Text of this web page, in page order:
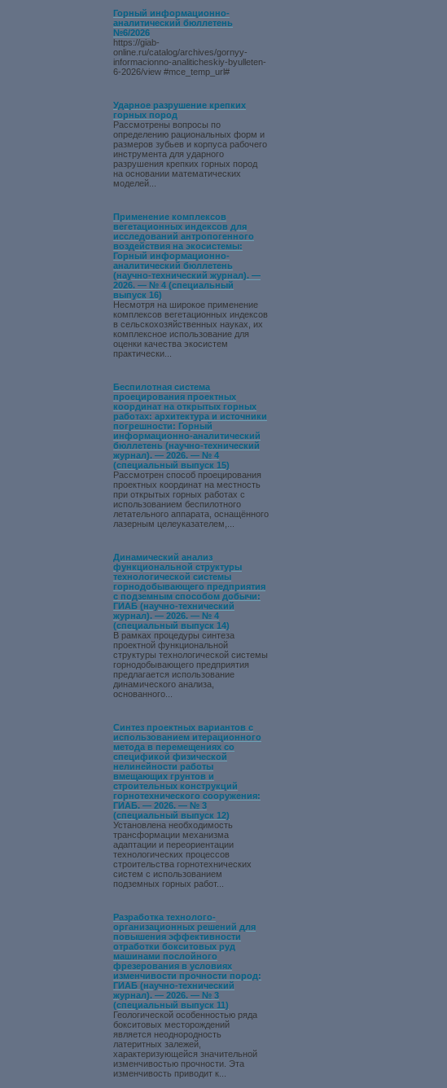
Горный информационно-
аналитический бюллетень
№6/2026
https://giab-
online.ru/catalog/archives/gornyy-
informacionno-analiticheskiy-byulleten-
6-2026/view #mce_temp_url#
Ударное разрушение крепких
горных пород
Рассмотрены вопросы по
определению рациональных форм и
размеров зубьев и корпуса рабочего
инструмента для ударного
разрушения крепких горных пород
на основании математических
моделей...
Применение комплексов
вегетационных индексов для
исследований антропогенного
воздействия на экосистемы:
Горный информационно-
аналитический бюллетень
(научно-технический журнал). —
2026. — № 4 (специальный
выпуск 16)
Несмотря на широкое применение
комплексов вегетационных индексов
в сельскохозяйственных науках, их
комплексное использование для
оценки качества экосистем
практически...
Беспилотная система
проецирования проектных
координат на открытых горных
работах: архитектура и источники
погрешности: Горный
информационно-аналитический
бюллетень (научно-технический
журнал). — 2026. — № 4
(специальный выпуск 15)
Рассмотрен способ проецирования
проектных координат на местность
при открытых горных работах с
использованием беспилотного
летательного аппарата, оснащённого
лазерным целеуказателем,...
Динамический анализ
функциональной структуры
технологической системы
горнодобывающего предприятия
с подземным способом добычи:
ГИАБ (научно-технический
журнал). — 2026. — № 4
(специальный выпуск 14)
В рамках процедуры синтеза
проектной функциональной
структуры технологической системы
горнодобывающего предприятия
предлагается использование
динамического анализа,
основанного...
Синтез проектных вариантов с
использованием итерационного
метода в перемещениях со
спецификой физической
нелинейности работы
вмещающих грунтов и
строительных конструкций
горнотехнического сооружения:
ГИАБ. — 2026. — № 3
(специальный выпуск 12)
Установлена необходимость
трансформации механизма
адаптации и переориентации
технологических процессов
строительства горнотехнических
систем с использованием
подземных горных работ...
Разработка технолого-
организационных решений для
повышения эффективности
отработки бокситовых руд
машинами послойного
фрезерования в условиях
изменчивости прочности пород:
ГИАБ (научно-технический
журнал). — 2026. — № 3
(специальный выпуск 11)
Геологической особенностью ряда
бокситовых месторождений
является неоднородность
латеритных залежей,
характеризующейся значительной
изменчивостью прочности. Эта
изменчивость приводит к...